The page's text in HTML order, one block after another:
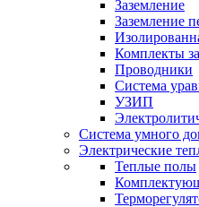
Заземление
Заземление
Комплекты
Проводники
Система
УЗИП
Система умного
Электрические
Теплые полы